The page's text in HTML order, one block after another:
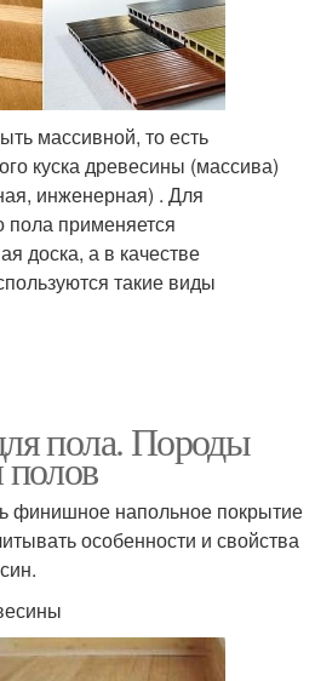
массивной, то есть
куска древесины (массива)
инженерная) . Для
пола применяется
доска, а в качестве
такие виды
пола. Породы
финишное напольное покрытие
особенности и свойства